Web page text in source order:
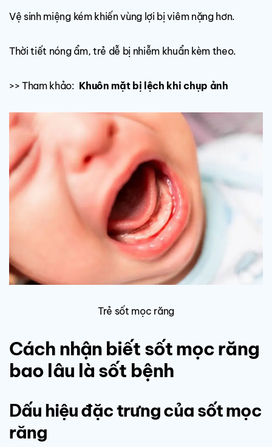
Vệ sinh miệng kém khiến vùng lợi bị viêm nặng hơn.
Thời tiết nóng ẩm, trẻ dễ bị nhiễm khuẩn kèm theo.
>> Tham khảo: Khuôn mặt bị lệch khi chụp ảnh
Trẻ sốt mọc răng
Cách nhận biết sốt mọc răng
bao lâu là sốt bệnh
Dấu hiệu đặc trưng của sốt mọc
răng